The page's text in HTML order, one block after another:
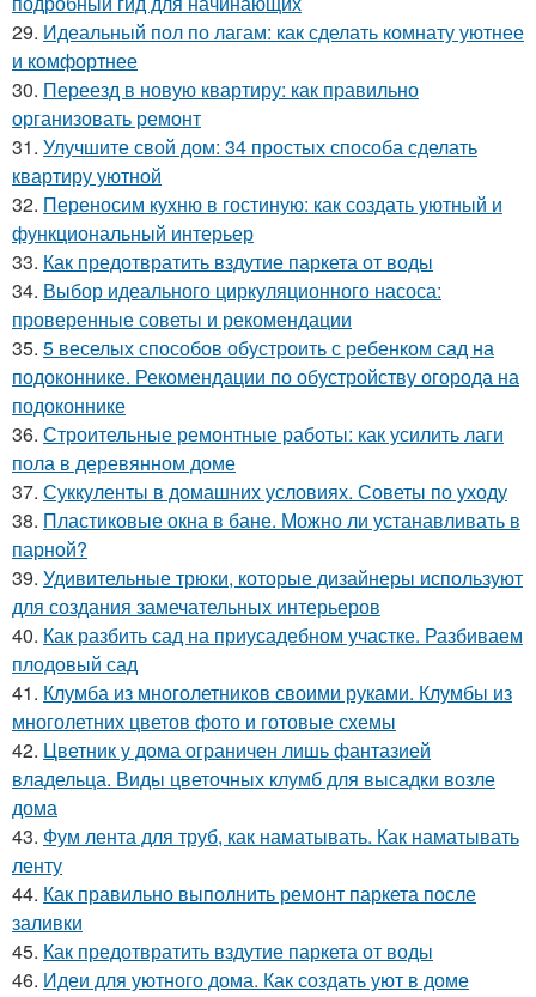
29. Идеальный пол по лагам: как сделать комнату уютнее
и комфортнее
30. Переезд в новую квартиру: как правильно
организовать ремонт
31. Улучшите свой дом: 34 простых способа сделать
квартиру уютной
32. Переносим кухню в гостиную: как создать уютный и
функциональный интерьер
33. Как предотвратить вздутие паркета от воды
34. Выбор идеального циркуляционного насоса:
проверенные советы и рекомендации
35. 5 веселых способов обустроить с ребенком сад на
подоконнике. Рекомендации по обустройству огорода на
подоконнике
36. Строительные ремонтные работы: как усилить лаги
пола в деревянном доме
37. Суккуленты в домашних условиях. Советы по уходу
38. Пластиковые окна в бане. Можно ли устанавливать в
парной?
39. Удивительные трюки, которые дизайнеры используют
для создания замечательных интерьеров
40. Как разбить сад на приусадебном участке. Разбиваем
плодовый сад
41. Клумба из многолетников своими руками. Клумбы из
многолетних цветов фото и готовые схемы
42. Цветник у дома ограничен лишь фантазией
владельца. Виды цветочных клумб для высадки возле
дома
43. Фум лента для труб, как наматывать. Как наматывать
ленту
44. Как правильно выполнить ремонт паркета после
заливки
45. Как предотвратить вздутие паркета от воды
46. Идеи для уютного дома. Как создать уют в доме